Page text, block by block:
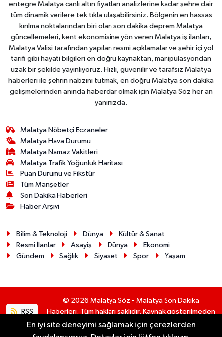
entegre Malatya canlı altın fiyatları analizlerine kadar şehre dair
tüm dinamik verilere tek tıkla ulaşabilirsiniz. Bölgenin en hassas
kırılma noktalarından biri olan son dakika deprem Malatya
güncellemeleri, kent ekonomisine yön veren Malatya iş ilanları,
Malatya Valisi tarafından yapılan resmi açıklamalar ve şehir içi yol
tarifi gibi hayati bilgileri en doğru kaynaktan, manipülasyondan
uzak bir şekilde yayınlıyoruz. Hızlı, güvenilir ve tarafsız Malatya
haberleri ile şehrin nabzını tutmak, en doğru Malatya son dakika
gelişmelerinden anında haberdar olmak için Malatya Söz her an
yanınızda.
Malatya Nöbetçi Eczaneler
Malatya Hava Durumu
Malatya Namaz Vakitleri
Malatya Trafik Yoğunluk Haritası
Puan Durumu ve Fikstür
Tüm Manşetler
Son Dakika Haberleri
Haber Arşivi
Bilim & Teknoloji Dünya
Kültür & Sanat
Resmi İlanlar
Asayiş Dünya
Ekonomi
Gündem
Sağlık Siyaset Spor Yaşam
RSS
© 2026 Malatya Söz - Malatya Son Dakika
Haberleri. Tüm hakları saklıdır. Kaynak gösterilmeden
alıntı yapılamaz.
En iyi site deneyimi sağlamak için çerezlerden